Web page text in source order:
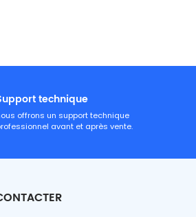
technique
offrons un support technique
avant et après vente.